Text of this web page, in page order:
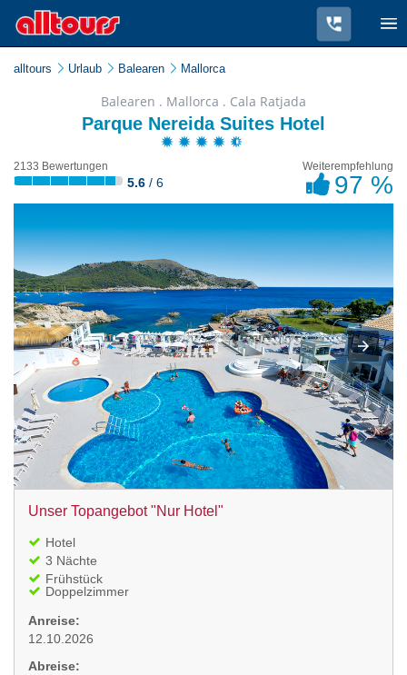
alltours Urlaub Balearen Mallorca
Balearen . Mallorca . Cala Ratjada
Parque Nereida Suites Hotel
2133 Bewertungen
5.6 / 6
Weiterempfehlung
97 %
Unser Topangebot "Nur Hotel"
Hotel
3 Nächte
Frühstück
Doppelzimmer
Anreise:
12.10.2026
Abreise: